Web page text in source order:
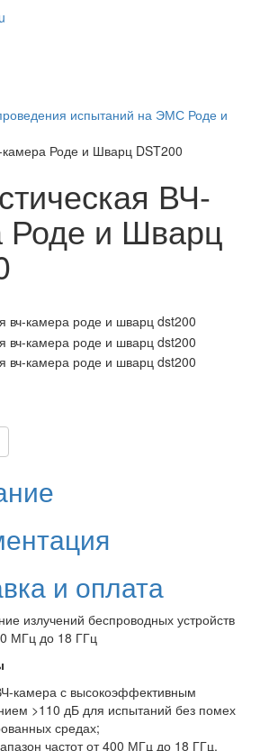
испытаний на ЭМС Роде и
камера Роде и Шварц DST200
ВЧ-
Роде и Шварц
и оплата
излучений беспроводных устройств
МГц до 18 ГГц
камера с высокоэффективным
>110 дБ для испытаний без помех
средах;
частот от 400 МГц до 18 ГГц,